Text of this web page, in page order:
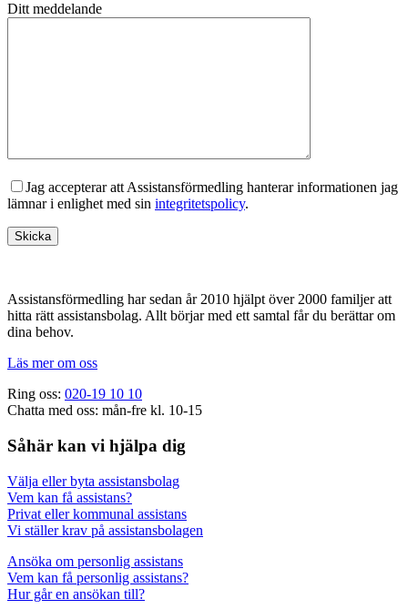
Ditt meddelande
Jag accepterar att Assistansförmedling hanterar informationen jag
lämnar i enlighet med sin integritetspolicy.
Assistansförmedling har sedan år 2010 hjälpt över 2000 familjer att
hitta rätt assistansbolag. Allt börjar med ett samtal får du berättar om
dina behov.
Läs mer om oss
Ring oss: 020-19 10 10
Chatta med oss: mån-fre kl. 10-15
Såhär kan vi hjälpa dig
Välja eller byta assistansbolag
Vem kan få assistans?
Privat eller kommunal assistans
Vi ställer krav på assistansbolagen
Ansöka om personlig assistans
Vem kan få personlig assistans?
Hur går en ansökan till?